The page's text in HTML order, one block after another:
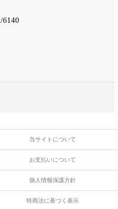
6140
当サイトについて
お支払いについて
個人情報保護方針
特商法に基づく表示